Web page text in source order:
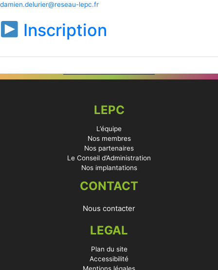
damien.delurier@reseau-lepc.fr
Inscription
LEPC
L’équipe
Nos membres
Nos partenaires
Le Conseil d’Administration
Nos implantations
CONTACT
Nous contacter
LEGAL
Plan du site
Accessibilité